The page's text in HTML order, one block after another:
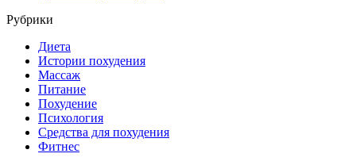
Рубрики
Диета
Истории похудения
Массаж
Питание
Похудение
Психология
Средства для похудения
Фитнес